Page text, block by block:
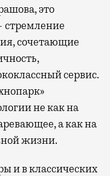
это
сочетающие
сервис.
не как на
а как на
жизни.
и в классических